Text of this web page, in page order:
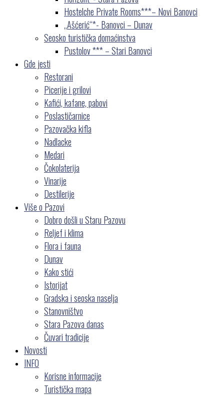
Hostelche Private Rooms***– Novi Banovci
„Ašćerić“*- Banovci – Dunav
Seosko turistička domaćinstva
Pustolov *** – Stari Banovci
Gde jesti
Restorani
Picerije i grilovi
Kafići, kafane, pabovi
Poslastičarnice
Pazovačka kifla
Nadlacke
Medari
Čokolaterija
Vinarije
Destilerije
Više o Pazovi
Dobro došli u Staru Pazovu
Reljef i klima
Flora i fauna
Dunav
Kako stići
Istorijat
Gradska i seoska naselja
Stanovništvo
Stara Pazova danas
Čuvari tradicije
Novosti
INFO
Korisne informacije
Turistička mapa